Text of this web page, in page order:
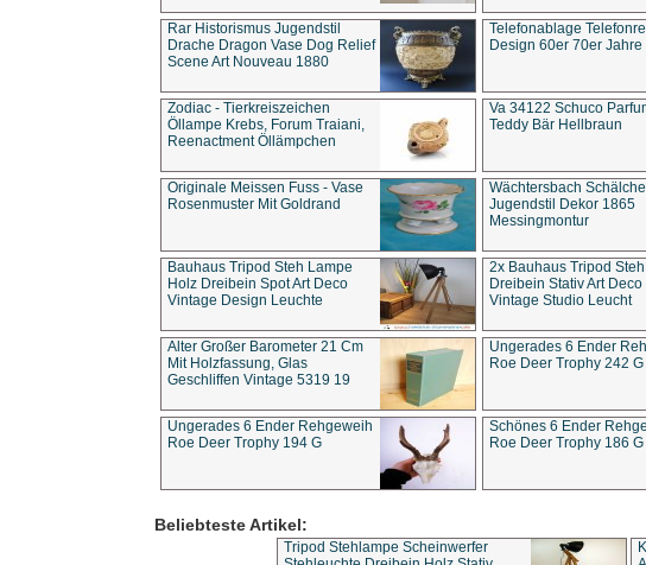
Rar Historismus Jugendstil
Drache Dragon Vase Dog Relief
Scene Art Nouveau 1880
Telefonablage
Design 60er 70er Jahre
Zodiac - Tierkreiszeichen
Öllampe Krebs, Forum Traiani,
Reenactment Öllämpchen
Va 34122 Schuco
Teddy Bär Hellbraun
Originale Meissen Fuss - Vase
Rosenmuster Mit Goldrand
Wächtersbach
Jugendstil Dekor 1865
Messingmontur
Bauhaus Tripod Steh Lampe
Holz Dreibein Spot Art Deco
Vintage Design Leuchte
2x Bauhaus Tripod
Dreibein Stativ Art Deco
Vintage Studio Leucht
Alter Großer Barometer 21 Cm
Mit Holzfassung, Glas
Geschliffen Vintage 5319 19
Ungerades 6 Ender
Roe Deer Trophy 242 G
Ungerades 6 Ender Rehgeweih
Roe Deer Trophy 194 G
Schönes 6 Ender
Roe Deer Trophy 186 G
Beliebteste Artikel:
Tripod Stehlampe Scheinwerfer